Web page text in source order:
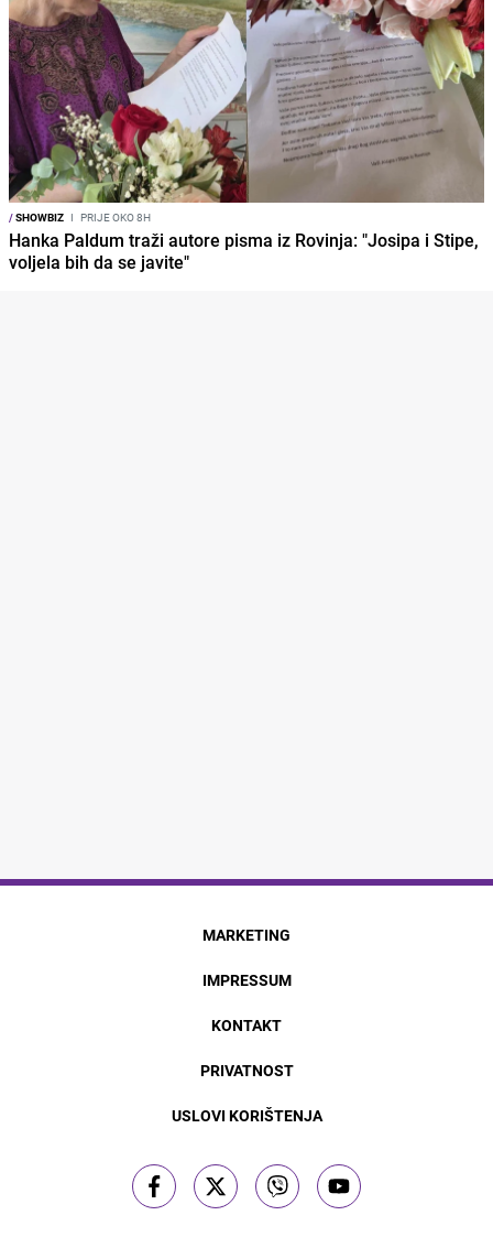
/SHOWBIZ I PRIJE OKO 8H
Hanka Paldum traži autore pisma iz Rovinja: "Josipa i Stipe,
voljela bih da se javite"
MARKETING
IMPRESSUM
KONTAKT
PRIVATNOST
USLOVI KORIŠTENJA